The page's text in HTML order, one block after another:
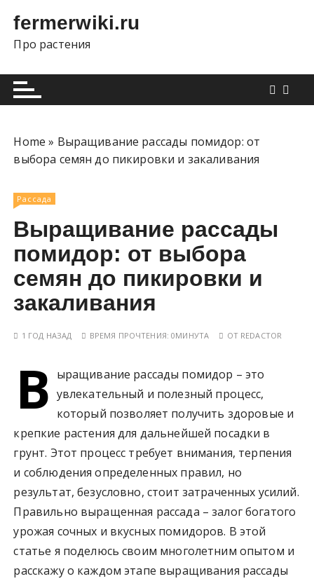
й
fermerwiki.ru
Про растения
Home » Выращивание рассады помидор: от
выбора семян до пикировки и закаливания
Рассада
Выращивание рассады
помидор: от выбора
семян до пикировки и
закаливания
1 ГОД НАЗАД ВРЕМЯ ПРОЧТЕНИЯ:0МИНУТА ОТ REDACTOR
В ыращивание рассады помидор – это
увлекательный и полезный процесс,
который позволяет получить здоровые и
крепкие растения для дальнейшей посадки в
грунт. Этот процесс требует внимания, терпения
и соблюдения определенных правил, но
результат, безусловно, стоит затраченных усилий.
Правильно выращенная рассада – залог богатого
урожая сочных и вкусных помидоров. В этой
статье я поделюсь своим многолетним опытом и
расскажу о каждом этапе выращивания рассады